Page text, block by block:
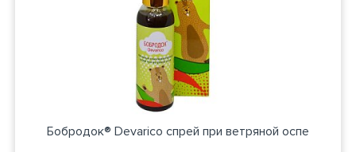
Бобродок® Devarico спрей при ветряной оспе